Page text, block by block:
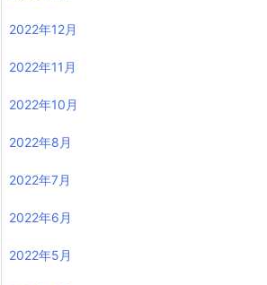
2022年12月
2022年11月
2022年10月
2022年8月
2022年7月
2022年6月
2022年5月